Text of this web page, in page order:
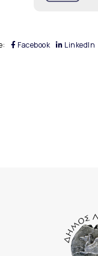
Facebook LinkedIn